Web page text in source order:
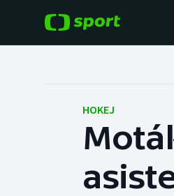
Hokej
Tenis
HOKEJ